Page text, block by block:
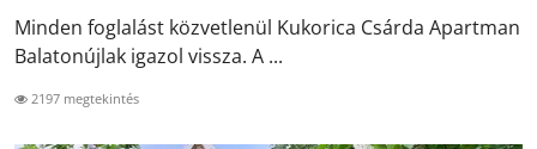
Minden foglalást közvetlenül Kukorica Csárda Apartman
Balatonújlak igazol vissza. A ...
2197 megtekintés